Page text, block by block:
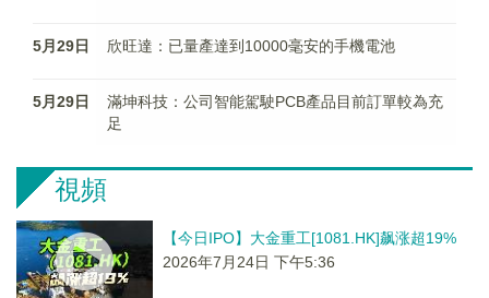
5月29日 欣旺達：已量產達到10000毫安的手機電池
5月29日
滿坤科技：公司智能駕駛PCB產品目前訂單較為充
足
視頻
【今日IPO】大金重工[1081.HK]飙涨超19%
2026年7月24日 下午5:36